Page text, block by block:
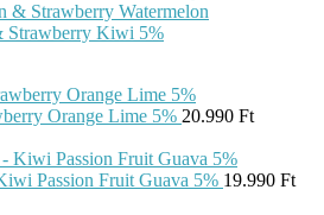
Orange Lime 5% 20.990 Ft
Passion Fruit Guava 5% 19.990 Ft